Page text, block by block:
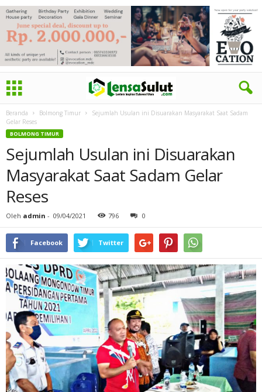
Beranda Bolmong Timur
Sejumlah Usulan ini Disuarakan Masyarakat Saat Sadam
Gelar Reses
BOLMONG TIMUR
Sejumlah Usulan ini Disuarakan
Masyarakat Saat Sadam Gelar
Reses
Oleh admin - 09/04/2021 796 0
Facebook Twitter